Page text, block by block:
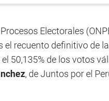
Electorales
el recuento definitivo de
50,135% de los votos
, de Juntos por el